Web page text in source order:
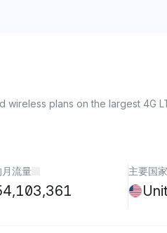
wireless plans on the largest 4G
Technology
流量 主要国家